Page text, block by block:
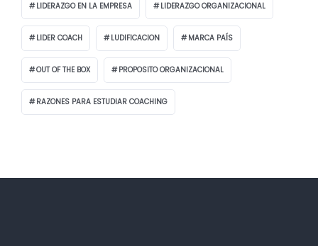
LIDERAZGO EN LA EMPRESA LIDERAZGO ORGANIZACIONAL
LIDER COACH LUDIFICACION MARCA PAÍS
OUT OF THE BOX PROPOSITO ORGANIZACIONAL
RAZONES PARA ESTUDIAR COACHING